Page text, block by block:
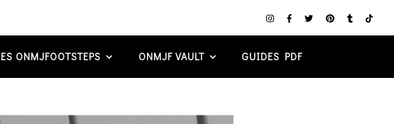
ONMJFOOTSTEPS ONMJF VAULT GUIDES PDF